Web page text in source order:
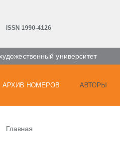
ISSN 1990-4126
университет
АРХИВ НОМЕРОВ АВТОРЫ
Главная